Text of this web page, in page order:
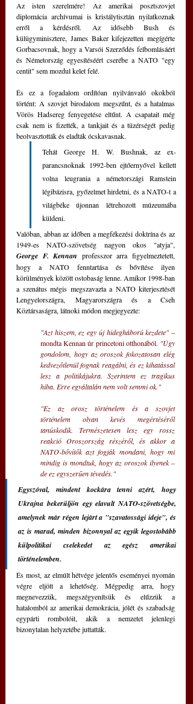
Az isten szerelmére! Az amerikai posztszovjet
diplomácia archívumai is kristálytisztán nyilatkoznak
erről a kérdésről. Az idősebb Bush és
külügyminisztere, James Baker kifejezetten megígérte
Gorbacsovnak, hogy a Varsói Szerződés felbomlásáért
és Németország egyesítéséért cserébe a NATO "egy
centit" sem mozdul kelet felé.
És ez a fogadalom ordítóan nyilvánvaló okokból
történt: A szovjet birodalom megszűnt, és a hatalmas
Vörös Hadsereg fenyegetése eltűnt. A csapatait még
csak nem is fizették, a tankjait és a tüzérségét pedig
beolvasztották és eladták ócskavasnak.
Tehát George H. W. Bushnak, az ex-
parancsnoknak 1992-ben ejtőernyővel kellett
volna leugrania a németországi Ramstein
légibázisra, győzelmet hirdetni, és a NATO-t a
világbéke újonnan létrehozott múzeumába
küldeni.
Valóban, abban az időben a megfékezési doktrína és az
George F. Kennan professzor arra figyelmeztetett,
hogy a NATO fenntartása és bővítése ilyen
körülmények között ostobaság lenne. Amikor 1998-ban
a szenátus mégis megszavazta a NATO kiterjesztését
Lengyelországra, Magyarországra és a Cseh
Köztársaságra, látnoki módon megjegyezte:
"Azt hiszem, ez egy új hidegháború kezdete" –
mondta Kennan úr princetoni otthonából. "Úgy
gondolom, hogy az oroszok fokozatosan elég
kedvezőtlenül fognak reagálni, és ez kihatással
lesz a politikájukra. Szerintem ez tragikus
hiba. Erre egyáltalán nem volt semmi ok."
"Ez az orosz történelem és a szovjet
történelem olyan kevés megértéséről
tanúskodik. Természetesen lesz egy rossz
reakció Oroszország részéről, és akkor a
NATO-bővítők azt fogják mondani, hogy mi
mindig is mondtuk, hogy az oroszok ilyenek –
de ez egyszerűen tévedés."
Egyszóval, mindent kockára tenni azért, hogy
Ukrajna bekerüljön egy elavult NATO-szövetségbe,
amelynek már régen lejárt a "szavatossági ideje", és
az is marad, minden bizonnyal az egyik legostobább
külpolitikai cselekedet az egész amerikai
történelemben.
És most, az elmúlt hétvége jelentős eseményei nyomán
végre eljött a lehetőség. Mégpedig arra, hogy
megnevezzük, megszégyenítsük és elűzzük a
hatalomból az amerikai demokrácia, jólét és szabadság
egypárti rombolóit, akik a nemzetet jelenlegi
bizonytalan helyzetébe juttatták.